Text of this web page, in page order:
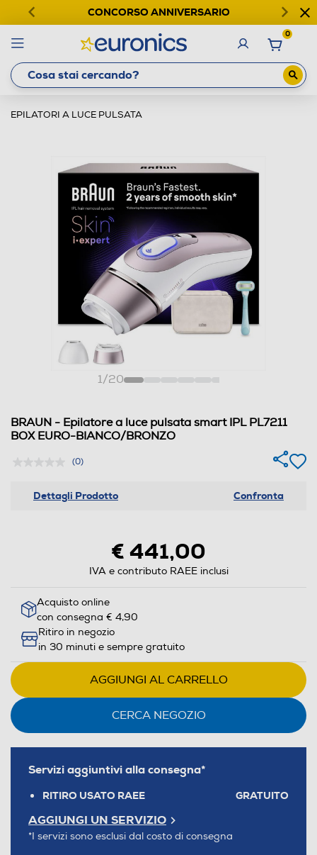
CONCORSO ANNIVERSARIO
0
EPILATORI A LUCE PULSATA
1/20
BRAUN - Epilatore a luce pulsata smart IPL PL7211
BOX EURO-BIANCO/BRONZO
(0)
Dettagli Prodotto Confronta
€ 441,00
IVA e contributo RAEE inclusi
Acquisto online
con consegna € 4,90
Ritiro in negozio
in 30 minuti e sempre gratuito
AGGIUNGI AL CARRELLO
CERCA NEGOZIO
Servizi aggiuntivi alla consegna*
RITIRO USATO RAEE GRATUITO
AGGIUNGI UN SERVIZIO
*I servizi sono esclusi dal costo di consegna